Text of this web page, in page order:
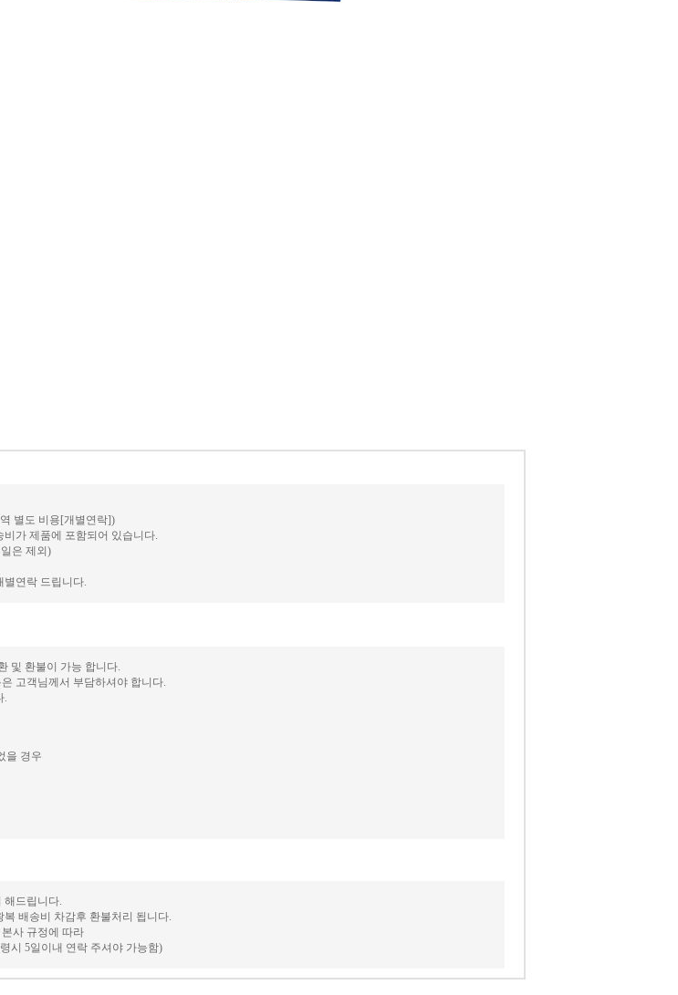
별도 비용[개별연락])
가 제품에 포함되어 있습니다.
은 제외)
별연락 드립니다.
및 환불이 가능 합니다.
고객님께서 부담하셔야 합니다.
.
을 경우
해드립니다.
배송비 차감후 환불처리 됩니다.
사 규정에 따라
시 5일이내 연락 주셔야 가능함)